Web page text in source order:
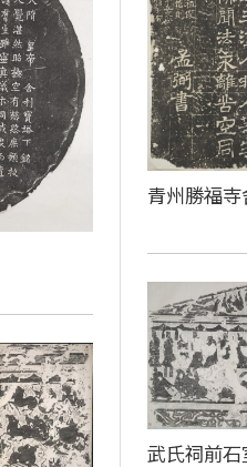
青州勝福
武氏祠前